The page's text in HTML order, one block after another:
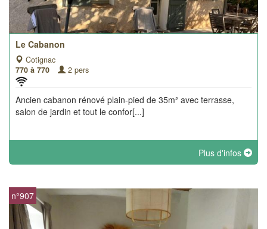
Le Cabanon
Cotignac
770 à 770
2 pers
Ancien cabanon rénové plain-pied de 35m² avec terrasse,
salon de jardin et tout le confor[...]
Plus d'infos
n°907